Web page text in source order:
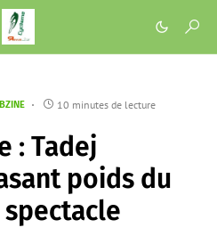
10 minutes de lecture
: Tadej
poids du